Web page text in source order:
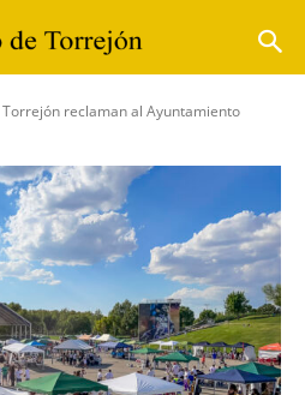
Torrejón reclaman al Ayuntamiento